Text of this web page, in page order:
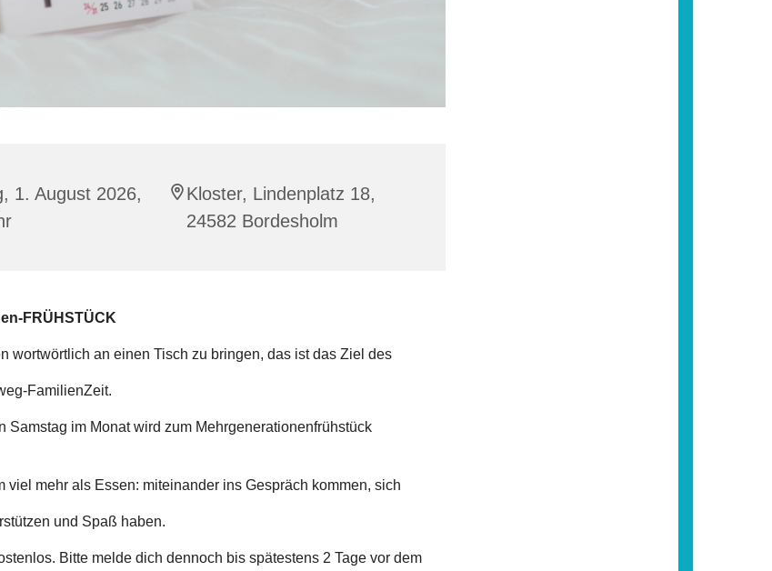
1. August 2026,
Kloster, Lindenplatz 18,
24582 Bordesholm
FRÜHSTÜCK
wortwörtlich an einen Tisch zu bringen, das ist das Ziel des
FamilienZeit.
Samstag im Monat wird zum Mehrgenerationenfrühstück
viel mehr als Essen: miteinander ins Gespräch kommen, sich
und Spaß haben.
Bitte melde dich dennoch bis spätestens 2 Tage vor dem